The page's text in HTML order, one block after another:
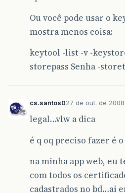
Ou você pode usar o
mostra menos coisa:
keytool -list -v -
storepass Senha -
cs.santos027 de out. de 2008
legal…vlw a dica
é q oq preciso fazer é
na minha app web, eu
com todos os
cadastrados no bd…ai